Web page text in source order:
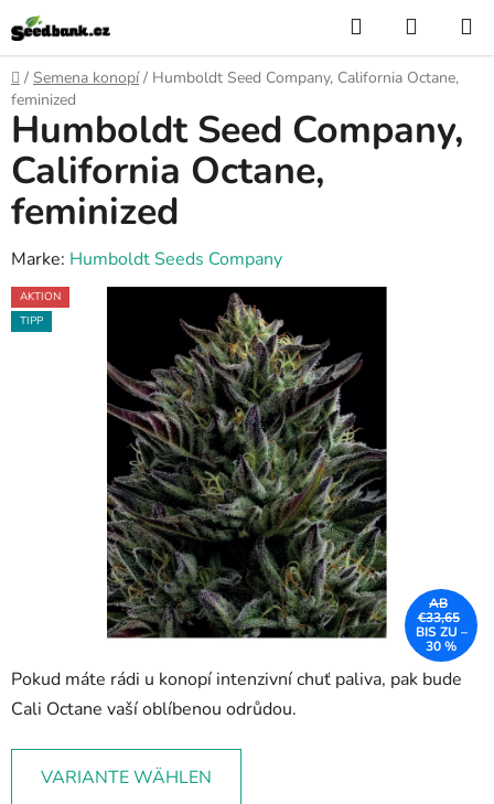
Zum
Inhalt
springen
Suchen
Startseite
/ Semena konopí / Humboldt Seed Company, California Octane,
feminized
Pokud máte rádi u konopí intenzivní chuť paliva, pak bude
Cali Octane vaší oblíbenou odrůdou.
VARIANTE WÄHLEN
Humboldt Seed Company,
California Octane,
feminized
Marke: Humboldt Seeds Company
AKTION
TIPP
AB
€33,65
BIS ZU –
30 %